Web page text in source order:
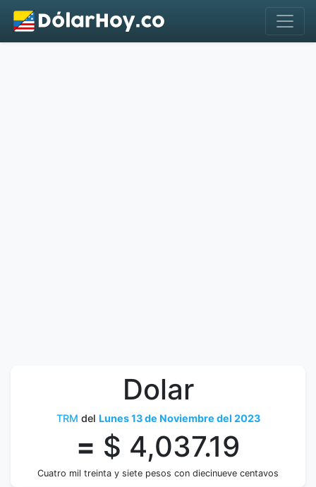
Dolar
TRM del Lunes 13 de Noviembre del 2023
= $ 4,037.19
Cuatro mil treinta y siete pesos con diecinueve centavos